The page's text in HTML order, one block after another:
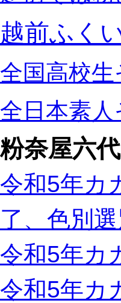
越前ふく
全国高校
全日本素
粉奈屋六
令和5年カ
了、色別選
令和5年カ
令和5年カ